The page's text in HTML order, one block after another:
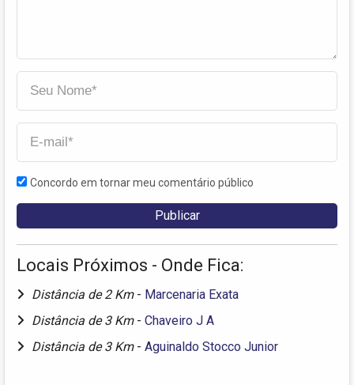
Concordo em tornar meu comentário público
Locais Próximos - Onde Fica:
Distância de 2 Km - Marcenaria Exata
Distância de 3 Km - Chaveiro J A
Distância de 3 Km - Aguinaldo Stocco Junior